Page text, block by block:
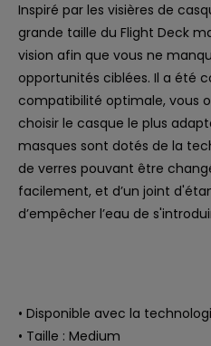
Inspiré par les visières de
grande taille du Flight Deck
vision afin que vous ne
opportunités ciblées. Il a été
compatibilité optimale, vous
choisir le casque le plus
masques sont dotés de la
de verres pouvant être
facilement, et d’un joint
d’empêcher l’eau de
• Disponible avec la
• Taille : Medium